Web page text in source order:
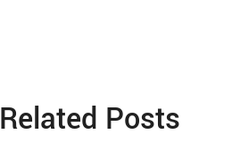
Related Posts